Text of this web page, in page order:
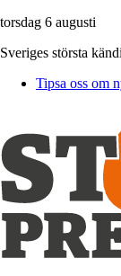
torsdag 6 augusti
Sveriges största
Tipsa oss om